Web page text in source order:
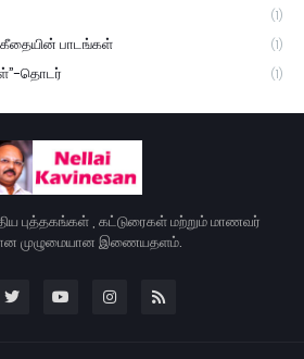
(1)
கீதையின் பாடங்கள் (1)
தொடர் (1)
புத்தகங்கள் , கட்டுரைகள் மற்றும் மாணவர்
முழுமையான இணையதளம்.